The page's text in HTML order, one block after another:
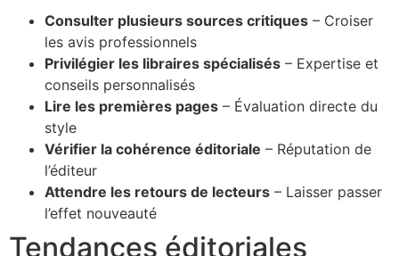
Consulter plusieurs sources critiques – Croiser
les avis professionnels
Privilégier les libraires spécialisés – Expertise et
conseils personnalisés
Lire les premières pages – Évaluation directe du
style
Vérifier la cohérence éditoriale – Réputation de
l’éditeur
Attendre les retours de lecteurs – Laisser passer
l’effet nouveauté
Tendances éditoriales